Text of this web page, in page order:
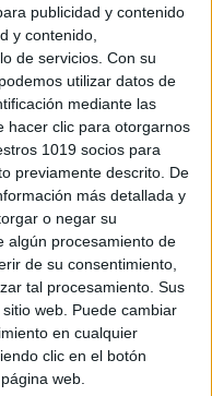
publicidad y contenido
y contenido,
de servicios. Con su
utilizar datos de
mediante las
hacer clic para otorgarnos
1019 socios para
previamente descrito. De
más detallada y
o negar su
algún procesamiento de
de su consentimiento,
tal procesamiento. Sus
web. Puede cambiar
en cualquier
clic en el botón
web.